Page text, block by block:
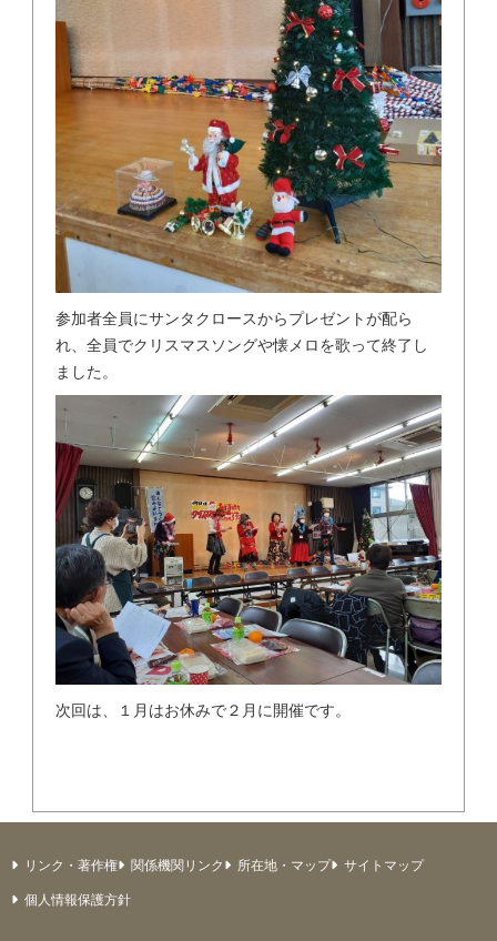
参加者全員にサンタクロースからプレゼントが配ら
れ、全員でクリスマスソングや懐メロを歌って終了し
ました。
次回は、１月はお休みで２月に開催です。
リンク・著作権 関係機関リンク 所在地・マップ
サイトマップ
個人情報保護方針